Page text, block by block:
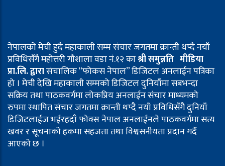
नेपालको मेची हुदै महाकाली सम्म संचार जगतमा क्रान्ती थप्दै नयाँ
प्रविधिसँगै महोत्तरी गौशाला वडा नं.१२ काश्री समुन्नति मीडिया
प्रा.लि. द्वारासंचालिक “फोकस नेपाल” डिजिटल अनलाईन पत्रिका
हो । मेची देखि महाकाली सम्मको डिजिटल दुनियाँमा सबभन्दा
सक्रिय तथा पाठकवर्गमा लोकप्रिय अनलाईन संचार माध्यमको
रुपमा स्थापित संचार जगतमा क्रान्ती थप्दै नयाँ प्रविधिसँगै दुनियाँ
डिजिटलाईज भईरहदाँ फोक्स नेपाल अनलाईनले पाठकवर्गमा सत्य
खवर र सूचनाको हकमा सहजता तथा विश्वसनीयता प्रदान गर्दै
आएको छ ।